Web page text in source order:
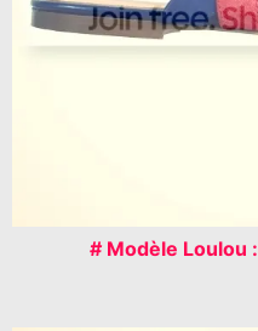
# Modèle Loulou :